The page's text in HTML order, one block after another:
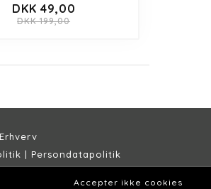
DKK 49,00
DKK 199,00
| Persondatapolitik
Accepter ikke cookies